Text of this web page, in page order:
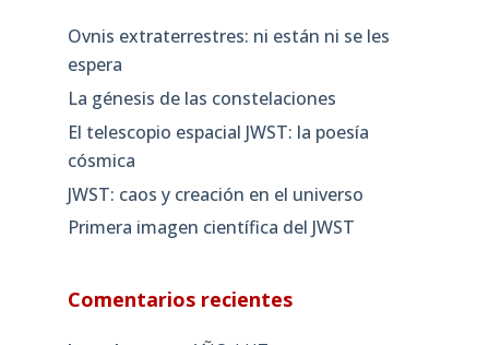
Ovnis extraterrestres: ni están ni se les
espera
La génesis de las constelaciones
El telescopio espacial JWST: la poesía
cósmica
JWST: caos y creación en el universo
Primera imagen científica del JWST
Comentarios recientes